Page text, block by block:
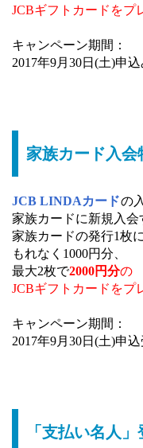
JCBギフトカードをプ
キャンペーン期間：
2017年9月30日(土)申
家族カード入会
JCB LINDAカードの
家族カードに新規入会
家族カードの発行1枚
もれなく1000円分、
最大2枚で2000円分の
JCBギフトカードをプ
キャンペーン期間：
2017年9月30日(土)申
「支払い名人